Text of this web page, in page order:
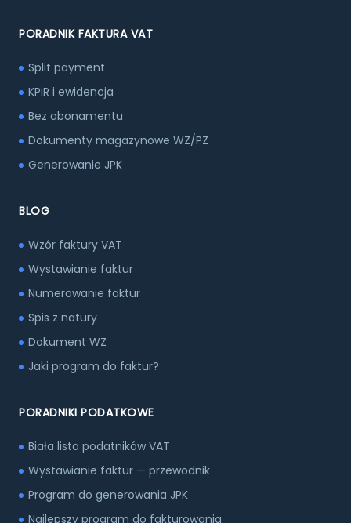
PORADNIK FAKTURA VAT
Split payment
KPiR i ewidencja
Bez abonamentu
Dokumenty magazynowe WZ/PZ
Generowanie JPK
BLOG
Wzór faktury VAT
Wystawianie faktur
Numerowanie faktur
Spis z natury
Dokument WZ
Jaki program do faktur?
PORADNIKI PODATKOWE
Biała lista podatników VAT
Wystawianie faktur — przewodnik
Program do generowania JPK
Najlepszy program do fakturowania